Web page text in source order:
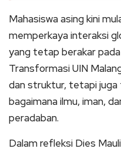
Mahasiswa asing kini
memperkaya interaksi
yang tetap berakar pada
Transformasi UIN
dan struktur, tetapi
bagaimana ilmu, iman,
peradaban.
Dalam refleksi Dies